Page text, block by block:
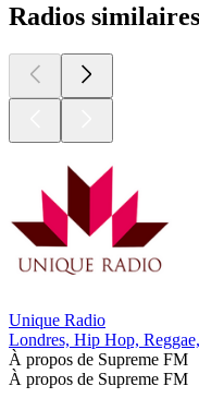
Radios similaires
Unique Radio
Londres, Hip Hop,
À propos de Supreme FM
À propos de Supreme FM